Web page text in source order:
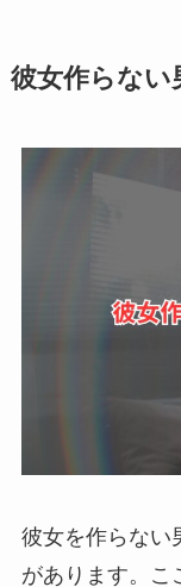
彼女作らない
彼女を作らない
があります。こ